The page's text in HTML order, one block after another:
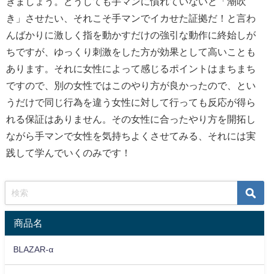
き」させたい、それこそ手マンでイカせた証拠だ！と言わ
んばかりに激しく指を動かすだけの強引な動作に終始しが
ちですが、ゆっくり刺激をした方が効果として高いことも
あります。それに女性によって感じるポイントはまちまち
ですので、別の女性ではこのやり方が良かったので、とい
うだけで同じ行為を違う女性に対して行っても反応が得ら
れる保証はありません。その女性に合ったやり方を開拓し
ながら手マンで女性を気持ちよくさせてみる、それには実
践して学んでいくのみです！
商品名
BLAZAR-α